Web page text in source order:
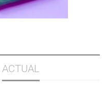
ACTUAL